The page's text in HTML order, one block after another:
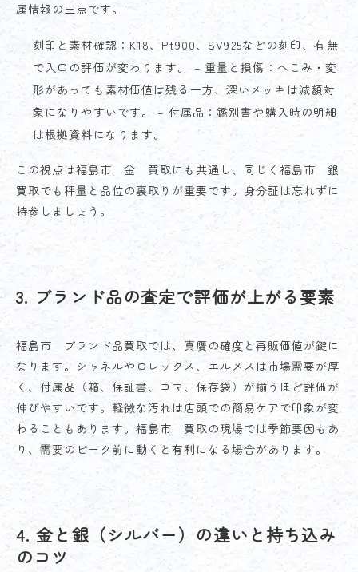
属情報の三点です。
刻印と素材確認：K18、Pt900、SV925などの刻印、有無
で入口の評価が変わります。 – 重量と損傷：へこみ・変
形があっても素材価値は残る一方、深いメッキは減額対
象になりやすいです。 – 付属品：鑑別書や購入時の明細
は根拠資料になります。
この視点は福島市 金 買取にも共通し、同じく福島市 銀
買取でも秤量と品位の裏取りが重要です。身分証は忘れずに
持参しましょう。
3. ブランド品の査定で評価が上がる要素
福島市 ブランド品買取では、真贋の確度と再販価値が鍵に
なります。シャネルやロレックス、エルメスは市場需要が厚
く、付属品（箱、保証書、コマ、保存袋）が揃うほど評価が
伸びやすいです。軽微な汚れは店頭での簡易ケアで印象が変
わることもあります。福島市 買取の現場では季節要因もあ
り、需要のピーク前に動くと有利になる場合があります。
4. 金と銀（シルバー）の違いと持ち込み
のコツ